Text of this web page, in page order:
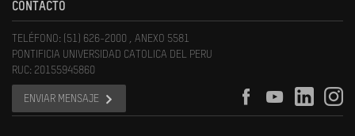
CONTACTO
TELÉFONO: (51) 626-2000 , ANEXO 5581
PONTIFICIA UNIVERSIDAD CATOLICA DEL PERU
RUC: 20155945860
ENVIAR MENSAJE